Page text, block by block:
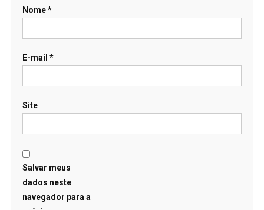
Nome*
E-mail *
Site
Salvar meus
dados neste
navegador para a